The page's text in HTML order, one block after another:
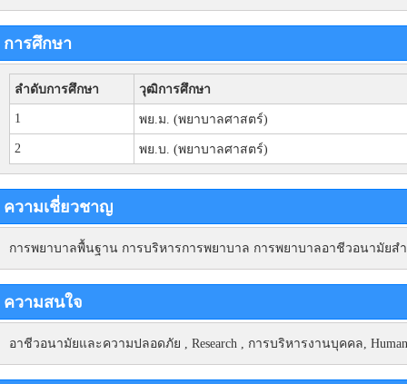
การศึกษา
ลำดับการศึกษา วุฒิการศึกษา
1 พย.ม. (พยาบาลศาสตร์)
2 พย.บ. (พยาบาลศาสตร์)
ความเชี่ยวชาญ
การพยาบาลพื้นฐาน การบริหารการพยาบาล การพยาบาลอาชีวอนามัย
ความสนใจ
อาชีวอนามัยและความปลอดภัย , Research , การบริหารงานบุคคล,